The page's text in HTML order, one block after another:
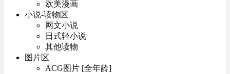
欧美漫画
小说-读物区
网文小说
日式轻小说
其他读物
图片区
ACG图片 [全年龄]